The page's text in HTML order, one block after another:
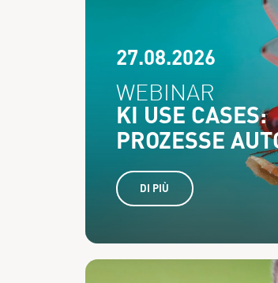
27.08.2026
WEBINAR
KI USE CASES:
PROZESSE
DI PIÙ